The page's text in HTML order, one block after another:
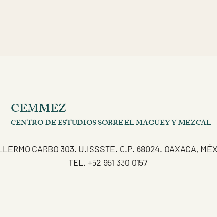
CEMMEZ
CENTRO DE ESTUDIOS SOBRE EL MAGUEY Y MEZCAL
CARBO 303. U.ISSSTE. C.P. 68024. OAXACA,
TEL. +52 951 330 0157